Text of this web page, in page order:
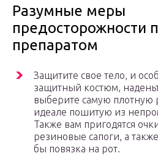
Разумные меры
предосторожности
препаратом
Защитите свое тело, и
защитный костюм,
выберите самую плотную
идеале пошитую из
Также вам пригодятся
резиновые сапоги, а
бы повязка на рот.